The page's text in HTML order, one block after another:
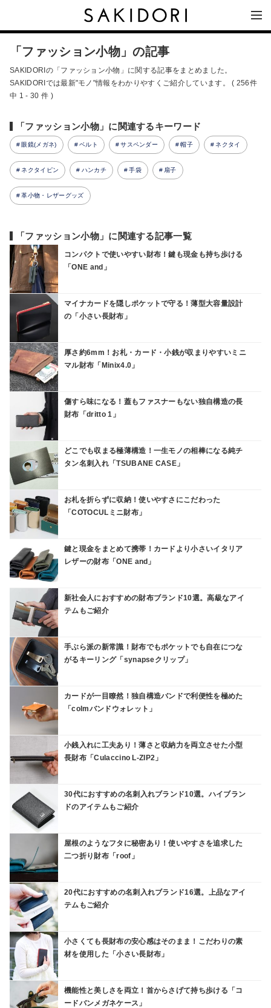
「ファッション小物」の記事
SAKIDORIの「ファッション小物」に関する記事をまとめました。
SAKIDORIでは最新"モノ"情報をわかりやすくご紹介しています。 ( 256件
中 1 - 30 件 )
「ファッション小物」に関連するキーワード
眼鏡(メガネ) ベルト サスペンダー 帽子 ネクタイ
ネクタイピン ハンカチ 手袋 扇子
革小物・レザーグッズ
「ファッション小物」に関連する記事一覧
コンパクトで使いやすい財布！鍵も現金も持ち歩ける
「ONE and」
マイナカードを隠しポケットで守る！薄型大容量設計
の「小さい長財布」
厚さ約6mm！お札・カード・小銭が収まりやすいミニ
マル財布「Minix4.0」
傷すら味になる！蓋もファスナーもない独自構造の長
財布「dritto 1」
どこでも収まる極薄構造！一生モノの相棒になる純チ
タン名刺入れ「TSUBANE CASE」
お札を折らずに収納！使いやすさにこだわった
「COTOCULミニ財布」
鍵と現金をまとめて携帯！カードより小さいイタリア
レザーの財布「ONE and」
新社会人におすすめの財布ブランド10選。高級なアイ
テムもご紹介
手ぶら派の新常識！財布でもポケットでも自在につな
がるキーリング「synapseクリップ」
カードが一目瞭然！独自構造バンドで利便性を極めた
「colmバンドウォレット」
小銭入れに工夫あり！薄さと収納力を両立させた小型
長財布「Culaccino L-ZIP2」
30代におすすめの名刺入れブランド10選。ハイブラン
ドのアイテムもご紹介
屋根のようなフタに秘密あり！使いやすさを追求した
二つ折り財布「roof」
20代におすすめの名刺入れブランド16選。上品なアイ
テムもご紹介
小さくても長財布の安心感はそのまま！こだわりの素
材を使用した「小さい長財布」
機能性と美しさを両立！首からさげて持ち歩ける「コ
ードバンメガネケース」